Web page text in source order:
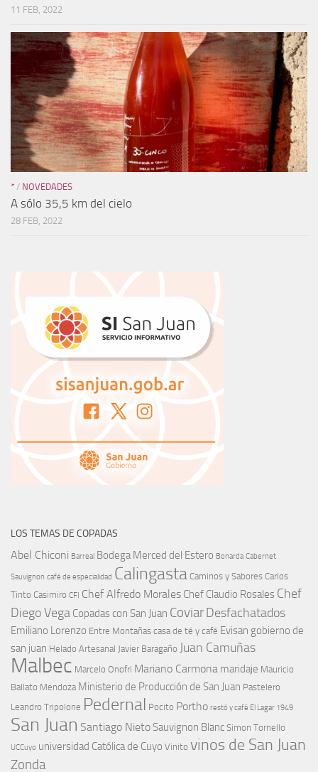
11 FEB, 2022
* / NOVEDADES
A sólo 35,5 km del cielo
28 FEB, 2022
LOS TEMAS DE COPADAS
Abel Chiconi Barreal Bodega Merced del Estero Bonarda Cabernet
Sauvignon café de especialidad Calingasta Caminos y Sabores Carlos
Tinto Casimiro CFI Chef Alfredo Morales Chef Claudio Rosales Chef
Diego Vega Copadas con San Juan Coviar Desfachatados
Emiliano Lorenzo Entre Montañas casa de té y café Evisan gobierno de
san juan Helado Artesanal Javier Baragaño Juan Camuñas
Malbec Marcelo Onofri Mariano Carmona maridaje Mauricio
Ballato Mendoza Ministerio de Producción de San Juan Pastelero
Leandro Tripolone Pedernal Pocito Portho restó y café El Lagar 1949
San Juan Santiago Nieto Sauvignon Blanc Simon Tornello
UCCuyo universidad Católica de Cuyo Vinito vinos de San Juan
Zonda